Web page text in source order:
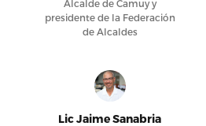
Alcalde de Camuy y
presidente de la Federación
de Alcaldes
Lic Jaime Sanabria